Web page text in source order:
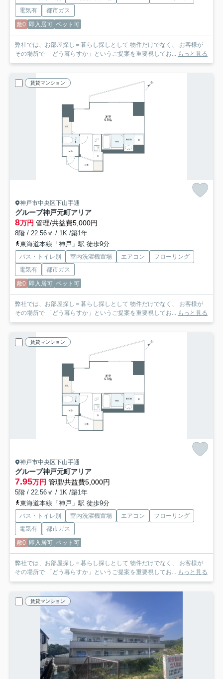
電気有
都市ガス
敷0 即入居可 ペット可
弊社では、お部屋探し＝暮らし探しとして 物件だけでなく、 お客様が
その場所で 「どう暮らすか」というご提案を重要視してお... もっと見る
賃貸マンション
神戸市中央区下山手通
グルーブ神戸元町アリア
8万円 管理/共益費5,000円
8階 / 22.56㎡ / 1K /築1年
東海道本線「神戸」駅 徒歩9分
バス・トイレ別 室内洗濯機置場 エアコン
フローリング
電気有
都市ガス
敷0 即入居可 ペット可
弊社では、お部屋探し＝暮らし探しとして 物件だけでなく、 お客様が
その場所で 「どう暮らすか」というご提案を重要視してお... もっと見る
賃貸マンション
神戸市中央区下山手通
グルーブ神戸元町アリア
7.95万円 管理/共益費5,000円
5階 / 22.56㎡ / 1K /築1年
東海道本線「神戸」駅 徒歩9分
バス・トイレ別 室内洗濯機置場 エアコン
フローリング
電気有
都市ガス
敷0 即入居可 ペット可
弊社では、お部屋探し＝暮らし探しとして 物件だけでなく、 お客様が
その場所で 「どう暮らすか」というご提案を重要視してお... もっと見る
賃貸マンション